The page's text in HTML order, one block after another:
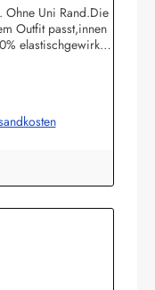
Uni Rand.Die
Outfit passt,innen
elastischgewirkter
0 - bis 46 cm
1 - bis 52 cm
55 cm Kopfumfang
Str. 1226409